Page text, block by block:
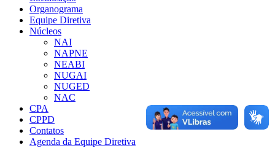
Organograma
Equipe Diretiva
Núcleos
NAI
NAPNE
NEABI
NUGAI
NUGED
NAC
CPA
CPPD
Contatos
Agenda da Equipe Diretiva